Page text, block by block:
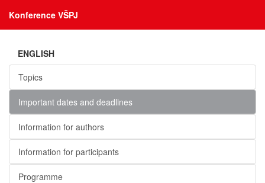
Konference VŠPJ
ENGLISH
Topics
Important dates and deadlines
Information for authors
Information for participants
Programme